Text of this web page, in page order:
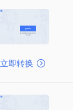
立即转换